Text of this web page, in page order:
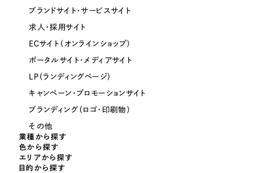
パープル・紫色
ブランドサイト・サービスサイト
求人・採用サイト
ECサイト（オンラインショップ）
ポータルサイト・メディアサイト
LP（ランディングページ）
キャンペーン・プロモーションサイト
ブランディング（ロゴ・印刷物）
その他
業種から探す
色から探す
エリアから探す
目的から探す